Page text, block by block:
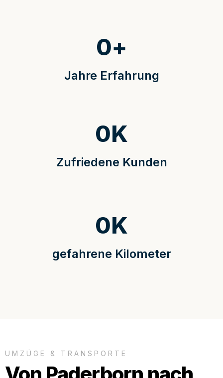
Jahre Erfahrung
0+
Zufriedene Kunden
0K
gefahrene Kilometer
0K
UMZÜGE & TRANSPORTE